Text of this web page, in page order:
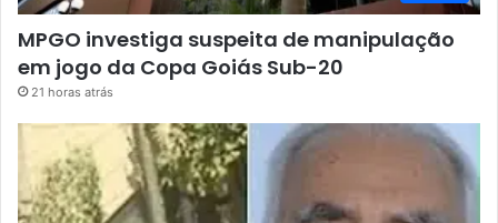
MPGO investiga suspeita de manipulação
em jogo da Copa Goiás Sub-20
21 horas atrás